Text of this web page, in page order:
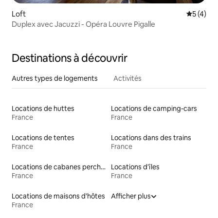
Loft
5 (4)
Duplex avec Jacuzzi - Opéra Louvre Pigalle
Destinations à découvrir
Autres types de logements Activités
Locations de huttes
France
Locations de camping-cars
France
Locations de tentes
France
Locations dans des trains
France
Locations de cabanes perchées
France
Locations d'îles
France
Locations de maisons d'hôtes
France
Afficher plus